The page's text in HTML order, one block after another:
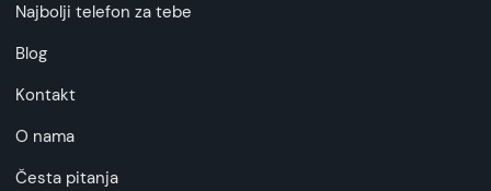
Najbolji telefon za tebe
Blog
Kontakt
O nama
Česta pitanja